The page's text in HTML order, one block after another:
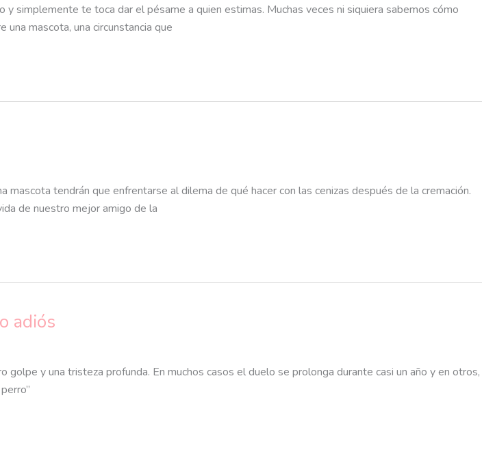
simplemente te toca dar el pésame a quien estimas. Muchas veces ni siquiera sabemos cómo
mascota, una circunstancia que
tendrán que enfrentarse al dilema de qué hacer con las cenizas después de la cremación.
de nuestro mejor amigo de la
adiós
y una tristeza profunda. En muchos casos el duelo se prolonga durante casi un año y en otros,